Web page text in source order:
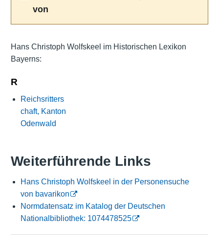
von
Hans Christoph Wolfskeel im Historischen Lexikon
Bayerns:
R
Reichsritters
chaft, Kanton
Odenwald
Weiterführende Links
Hans Christoph Wolfskeel in der Personensuche
von bavarikon
Normdatensatz im Katalog der Deutschen
Nationalbibliothek: 1074478525